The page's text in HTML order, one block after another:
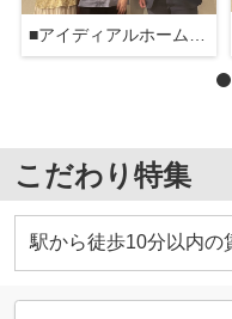
■アイディアルホーム大森本店■
こだわり特集
駅から徒歩10分以内の